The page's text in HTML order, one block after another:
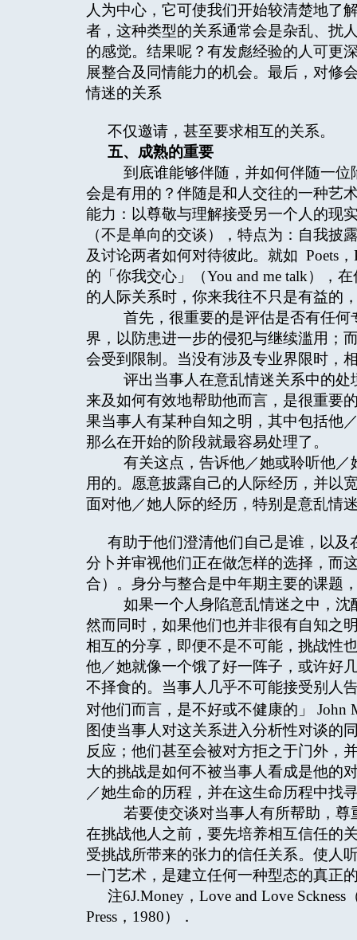
人为中心，它可使我们开始较清楚地了
者，这种类型的关系通常会是杂乱、扰
的感觉。结果呢？有发彪经验的人可更
展整合及同情能力的机会。最后，对修
情迷的关系
不仅邀请，甚至要求相互的关系。
五、成熟的重要
到底谁能够伴随，并如何伴随一位
会是有用的？伴随是和人交往的一种艺
能力：以尊敬与理解接受另一个人的现
（不是单向的交谈），特点为：自我
及讨论两者如何对待彼此。就如 Poets，
的「你我交心」（You and me talk），
的人际关系时，你来我往不只是有益的
首先，很重要的是评估是否有任何
界，以防患进一步的侵犯与继续滥用；
会受到限制。当没有涉及专业界限时，
评出当事人在意乱情迷关系中的处
来及如何有效地帮助他而言，是很重要
果当事人有某种自知之明，其中包括他
那么在开始的阶段就最容易处理了。
有关这点，告诉他／她或聆听他／
用的。愿意披露自己的人际经历，并以
面对他／她人际的经历，特别是意乱情
有助于他们澄清他们自己是谁，以
分卜并审视他们正在做怎样的选择，而
合）。身分与整合是中年期主要的课题
如果一个人身陷意乱情迷之中，沈
然而同时，如果他们也并非很有自知之
相互的分享，即便不是不可能，挑战性
他／她就像一个饿了好一阵子，或许好
不择食的。当事人几乎不可能接受别人
对他们而言，是不好或不健康的」 John
图使当事人对这关系进入分析性对谈的
反应；他们甚至会被对方拒之于门外，
大的挑战是如何不被当事人看成是他的
／她生命的历程，并在这生命历程中找
若要使交谈对当事人有所帮助，尊
在挑战他人之前，要先培养相互信任的
受挑战所带来的张力的信任关系。使人
一门艺术，是建立任何一种型态的真正
注6J.Money，Love and Love
Press，1980）．